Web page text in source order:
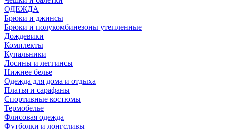
ОДЕЖДА
Брюки и джинсы
Брюки и полукомбинезоны утепленные
Дождевики
Комплекты
Купальники
Лосины и леггинсы
Нижнее белье
Одежда для дома и отдыха
Платья и сарафаны
Спортивные костюмы
Термобелье
Флисовая одежда
Футболки и лонгсливы